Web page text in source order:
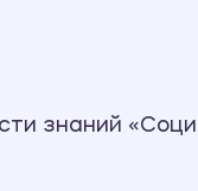
знаний